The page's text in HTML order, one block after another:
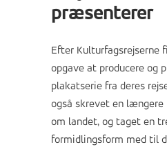
præsenterer
Efter Kulturfagsrejserne
opgave at producere og
plakatserie fra deres
også skrevet en længere
om landet, og taget en
formidlingsform med til